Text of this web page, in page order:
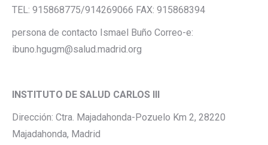
TEL: 915868775/914269066 FAX: 915868394
persona de contacto Ismael Buño Correo-e:
ibuno.hgugm@salud.madrid.org
INSTITUTO DE SALUD CARLOS III
Dirección: Ctra. Majadahonda-Pozuelo Km 2, 28220
Majadahonda, Madrid